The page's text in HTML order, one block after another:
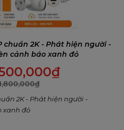
chuẩn 2K - Phát hiện người -
cảnh báo xanh đỏ
₫
₫
2K - Phát hiện người -
xanh đỏ